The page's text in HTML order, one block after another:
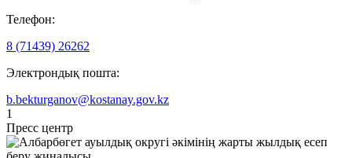
Телефон:
8 (71439) 26262
Электрондық пошта:
b.bekturganov@kostanay.gov.kz
1
Пресс центр